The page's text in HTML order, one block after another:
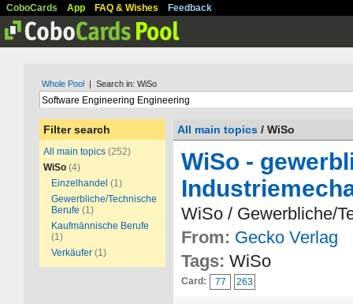
CoboCards App FAQ & Wishes Feedback
Whole Pool | Search in: WiSo
Filter search
All main topics (252)
WiSo (4)
Einzelhandel (1)
Gewerbliche/Technische
Berufe (1)
Kaufmännische Berufe
(1)
Verkäufer (1)
All main topics / WiSo
WiSo -
WiSo / Gewerbliche/
From: Gecko Verlag
Tags: WiSo
Card: 77 263